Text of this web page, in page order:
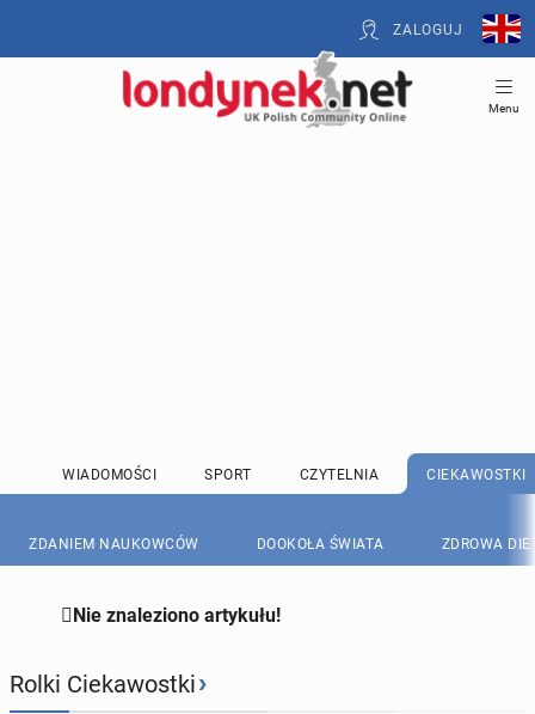
ZALOGUJ
Menu
WIADOMOŚCI SPORT CZYTELNIA CIEKAWOSTKI
ZDANIEM NAUKOWCÓW DOOKOŁA ŚWIATA ZDROWA
Nie znaleziono artykułu!
Rolki Ciekawostki›